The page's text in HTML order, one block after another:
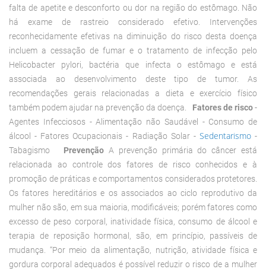
falta de apetite e desconforto ou dor na região do estômago. Não
há exame de rastreio considerado efetivo. Intervenções
reconhecidamente efetivas na diminuição do risco desta doença
incluem a cessação de fumar e o tratamento de infecção pelo
Helicobacter pylori, bactéria que infecta o estômago e está
associada ao desenvolvimento deste tipo de tumor. As
recomendações gerais relacionadas a dieta e exercício físico
também podem ajudar na prevenção da doença. Fatores de risco-
Agentes Infecciosos - Alimentação não Saudável - Consumo de
álcool - Fatores Ocupacionais - Radiação Solar - Sedentarismo-
Tabagismo Prevenção A prevenção primária do câncer está
relacionada ao controle dos fatores de risco conhecidos e à
promoção de práticas e comportamentos considerados protetores.
Os fatores hereditários e os associados ao ciclo reprodutivo da
mulher não são, em sua maioria, modificáveis; porém fatores como
excesso de peso corporal, inatividade física, consumo de álcool e
terapia de reposição hormonal, são, em princípio, passíveis de
mudança. “Por meio da alimentação, nutrição, atividade física e
gordura corporal adequados é possível reduzir o risco de a mulher